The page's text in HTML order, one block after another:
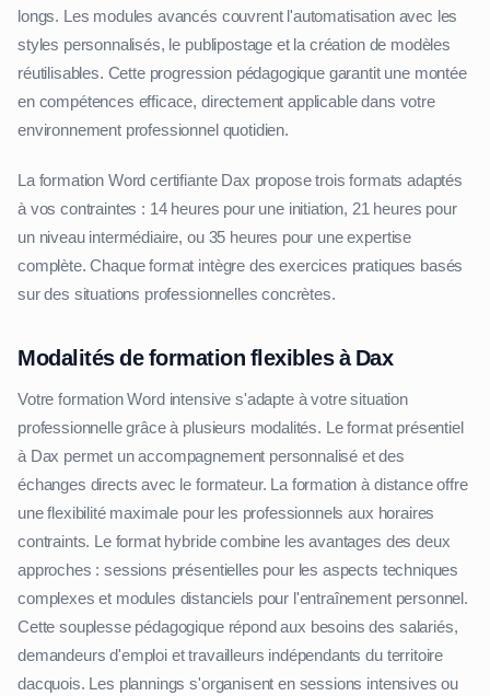
longs. Les modules avancés couvrent l'automatisation avec les
styles personnalisés, le publipostage et la création de modèles
réutilisables. Cette progression pédagogique garantit une montée
en compétences efficace, directement applicable dans votre
environnement professionnel quotidien.
La formation Word certifiante Dax propose trois formats adaptés
à vos contraintes : 14 heures pour une initiation, 21 heures pour
un niveau intermédiaire, ou 35 heures pour une expertise
complète. Chaque format intègre des exercices pratiques basés
sur des situations professionnelles concrètes.
Modalités de formation flexibles à Dax
Votre formation Word intensive s'adapte à votre situation
professionnelle grâce à plusieurs modalités. Le format présentiel
à Dax permet un accompagnement personnalisé et des
échanges directs avec le formateur. La formation à distance offre
une flexibilité maximale pour les professionnels aux horaires
contraints. Le format hybride combine les avantages des deux
approches : sessions présentielles pour les aspects techniques
complexes et modules distanciels pour l'entraînement personnel.
Cette souplesse pédagogique répond aux besoins des salariés,
demandeurs d'emploi et travailleurs indépendants du territoire
dacquois. Les plannings s'organisent en sessions intensives ou